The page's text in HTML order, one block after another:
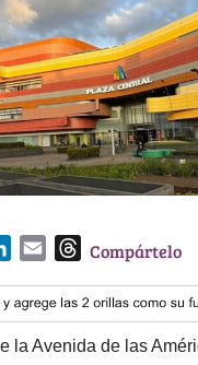
n
k
e
a
i
l
T
r
e
a
Compártelo
la Avenida de las